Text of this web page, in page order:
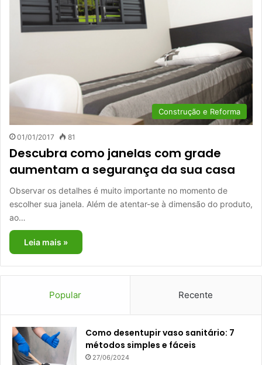
Construção e Reforma
01/01/2017 81
Descubra como janelas com grade
aumentam a segurança da sua casa
Observar os detalhes é muito importante no momento de
escolher sua janela. Além de atentar-se à dimensão do produto,
ao…
Leia mais »
Popular Recente
Como desentupir vaso sanitário: 7
métodos simples e fáceis
27/06/2024